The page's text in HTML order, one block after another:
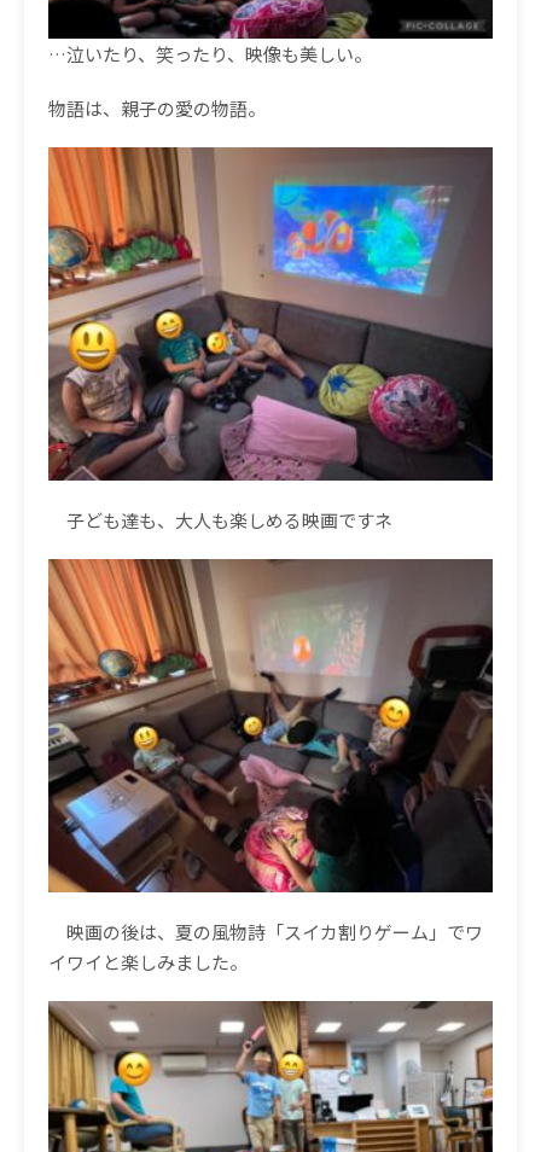
…泣いたり、笑ったり、映像も美しい。
物語は、親子の愛の物語。
子ども達も、大人も楽しめる映画ですネ
映画の後は、夏の風物詩「スイカ割りゲーム」でワ
イワイと楽しみました。